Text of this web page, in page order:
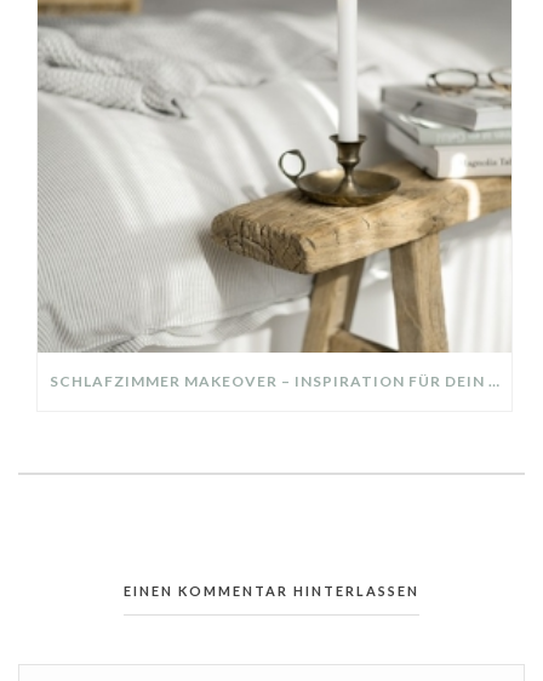
SCHLAFZIMMER MAKEOVER – INSPIRATION FÜR DEIN SCHLAFZIMMER: AUS ALT MACH NEU – HELL, GEMÜTLICH UND EINLADEND
EINEN KOMMENTAR HINTERLASSEN